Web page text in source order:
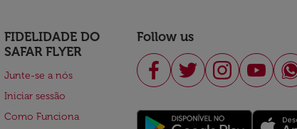
FIDELIDADE DO
SAFAR FLYER
Junte-se a nós
Iniciar sessão
Como Funciona
Follow us